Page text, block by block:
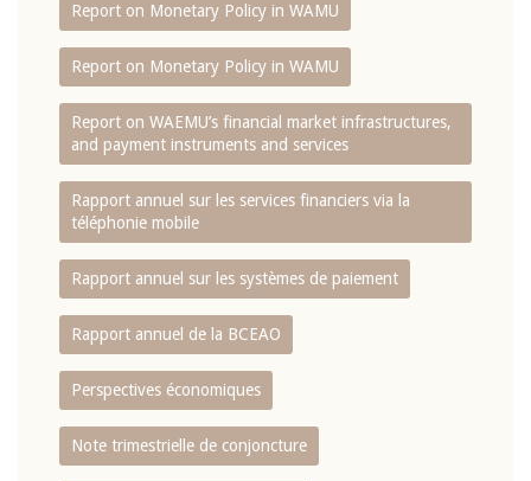
Report on Monetary Policy in WAMU
Report on Monetary Policy in WAMU
Report on WAEMU’s financial market infrastructures,
and payment instruments and services
Rapport annuel sur les services financiers via la
téléphonie mobile
Rapport annuel sur les systèmes de paiement
Rapport annuel de la BCEAO
Perspectives économiques
Note trimestrielle de conjoncture